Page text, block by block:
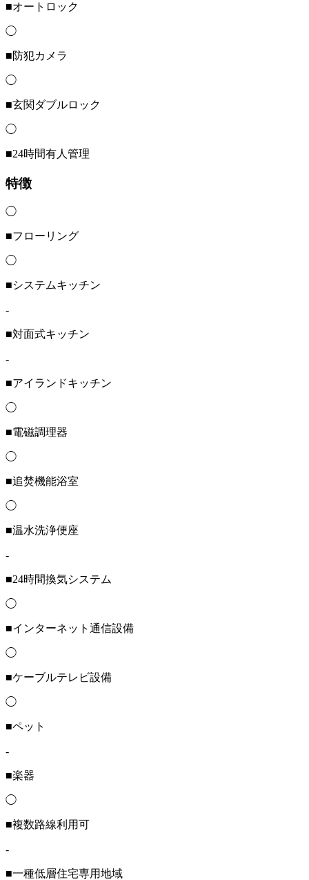
■オートロック
◯
■防犯カメラ
◯
■玄関ダブルロック
◯
■24時間有人管理
特徴
◯
■フローリング
◯
■システムキッチン
-
■対面式キッチン
-
■アイランドキッチン
◯
■電磁調理器
◯
■追焚機能浴室
◯
■温水洗浄便座
-
■24時間換気システム
◯
■インターネット通信設備
◯
■ケーブルテレビ設備
◯
■ペット
-
■楽器
◯
■複数路線利用可
-
■一種低層住宅専用地域